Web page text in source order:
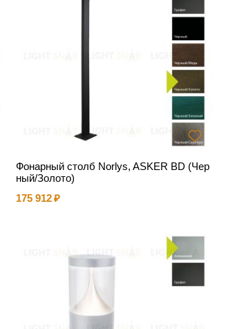
Фонарный столб Norlys, ASKER BD (Чер
ный/Золото)
175 912